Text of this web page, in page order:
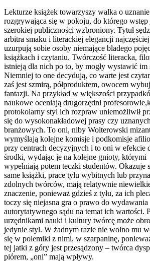
Lekturze książek towarzyszy walka o uznanie
rozgrywająca się w pokoju, do którego wstęp
szerokiej publiczności wzbroniony. Tytuł
arbitra smaku i literackiej elegancji najczęściej
uzurpują sobie osoby niemające bladego
książkach i czytaniu. Twórczość literacka,
istnieją dla nich po to, by mogły wystawić im
Niemniej to one decydują, co warte jest
zaś jest szmirą, półproduktem, owocem
fantazji. Na przykład w większości
naukowe oceniają drugorzędni
protokolarny styl ich rozpraw uniemożliwił
się do wysokonakładowej prasy czy
branżowych. To oni, niby Wolterowski
wymyślają kolejne komisje i podkomisje
przy centrach decyzyjnych i to oni w efekcie
środki, wydając je na kolejne gnioty, którymi
wypełniają potem teczki studentów. Okazuje
same książki, prace tylu wybitnych lub
zdolnych twórców, mają relatywnie
znaczenie, ponieważ gdzieś z tyłu, za ich
toczy się niejasna gra o prawo do wydawania
autorytatywnego sądu na temat ich wartości.
urzędnikami nauki i kultury twórcę może
jedynie styl. W żadnym razie nie wolno mu
się w polemiki z nimi, w szarpaninę,
tej jatki z góry jest przesądzony – twórca
piórem, „oni” mają wpływy.